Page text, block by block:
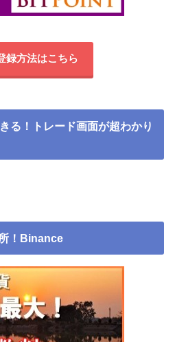
録方法はこちら
る！トレード画面が超わかり
！Binance